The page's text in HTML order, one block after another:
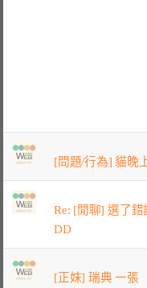
[問題/行為] 貓晚
Re: [閒聊] 選了
DD
[正妹] 瑞典 一張